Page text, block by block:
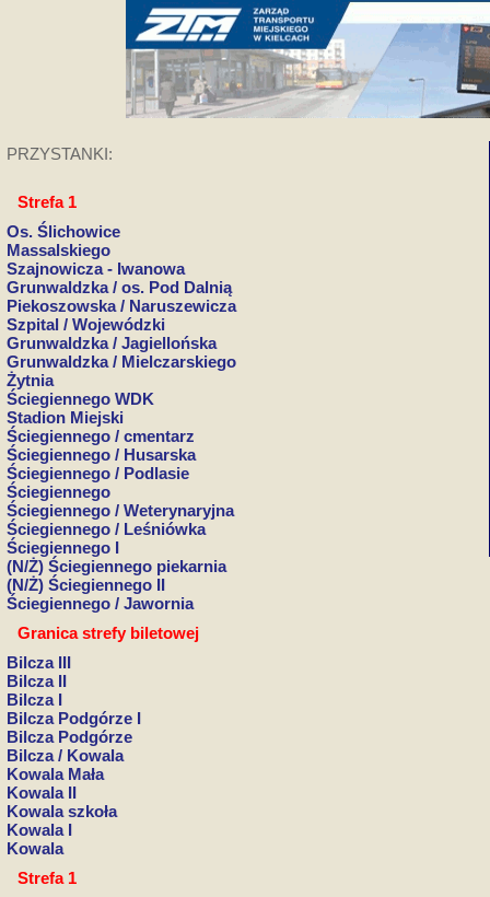
PRZYSTANKI:
Strefa 1
Os. Ślichowice
Massalskiego
Szajnowicza - Iwanowa
Grunwaldzka / os. Pod Dalnią
Piekoszowska / Naruszewicza
Szpital / Wojewódzki
Grunwaldzka / Jagiellońska
Grunwaldzka / Mielczarskiego
Żytnia
Ściegiennego WDK
Stadion Miejski
Ściegiennego / cmentarz
Ściegiennego / Husarska
Ściegiennego / Podlasie
Ściegiennego
Ściegiennego / Weterynaryjna
Ściegiennego / Leśniówka
Ściegiennego I
(N/Ż) Ściegiennego piekarnia
(N/Ż) Ściegiennego II
Ściegiennego / Jawornia
Granica strefy biletowej
Bilcza III
Bilcza II
Bilcza I
Bilcza Podgórze I
Bilcza Podgórze
Bilcza / Kowala
Kowala Mała
Kowala II
Kowala szkoła
Kowala I
Kowala
Strefa 1